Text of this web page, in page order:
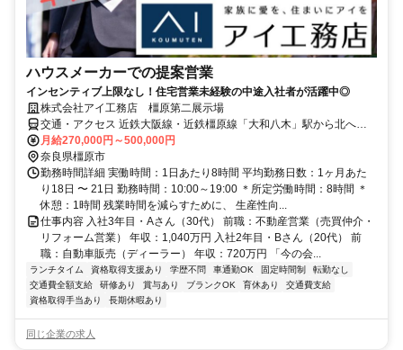
ハウスメーカーでの提案営業
インセンティブ上限なし！住宅営業未経験の中途入社者が活躍中◎
株式会社アイ工務店 橿原第二展示場
交通・アクセス 近鉄大阪線・近鉄橿原線「大和八木」駅から北へ徒
歩5分
月給270,000円～500,000円
奈良県橿原市
勤務時間詳細 実働時間：1日あたり8時間 平均勤務日数：1ヶ月あた
り18日 〜 21日 勤務時間：10:00～19:00 ＊所定労働時間：8時間 ＊
休憩：1時間 残業時間を減らすために、 生産性向...
仕事内容 入社3年目・Aさん（30代） 前職：不動産営業（売買仲介・
リフォーム営業） 年収：1,040万円 入社2年目・Bさん（20代） 前
職：自動車販売（ディーラー） 年収：720万円 「今の会...
ランチタイム 資格取得支援あり 学歴不問 車通勤OK 固定時間制
転勤なし
交通費全額支給
研修あり 賞与あり ブランクOK 育休あり
交通費支給
資格取得手当あり
長期休暇あり
同じ企業の求人